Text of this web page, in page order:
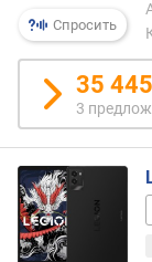
о
ц
е
с
с
о
р
а
(
Г
Спросить
35
3